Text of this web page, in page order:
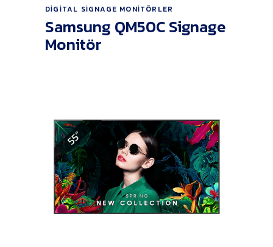
Ürünü İncele
DIGITAL SIGNAGE MONITÖRLER
Samsung QM50C Signage
Monitör